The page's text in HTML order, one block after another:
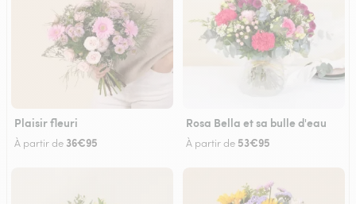
Plaisir fleuri
À partir de 36€95
Rosa Bella et sa bulle d'eau
À partir de 53€95